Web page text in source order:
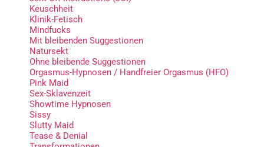
Keuschheit
Klinik-Fetisch
Mindfucks
Mit bleibenden Suggestionen
Natursekt
Ohne bleibende Suggestionen
Orgasmus-Hypnosen / Handfreier Orgasmus (HFO)
Pink Maid
Sex-Sklavenzeit
Showtime Hypnosen
Sissy
Slutty Maid
Tease & Denial